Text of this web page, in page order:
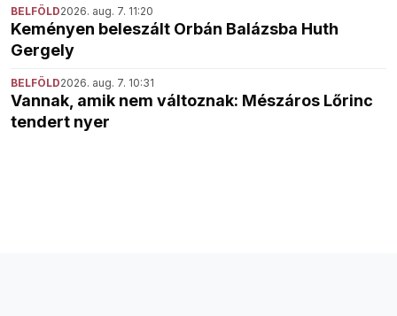
BELFÖLD2026. aug. 7. 11:20
Keményen beleszált Orbán Balázsba Huth
Gergely
BELFÖLD2026. aug. 7. 10:31
Vannak, amik nem változnak: Mészáros Lőrinc
tendert nyer